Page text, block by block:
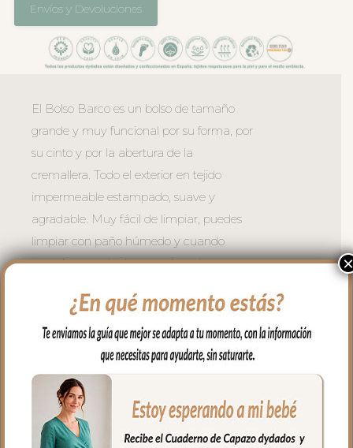
Envíos y Devoluciones
El Bolso Barco es un bolso de tamaño
grande y muy funcional por su forma, por
su cinto y por la abertura de la
cremallera. Todo el exterior en tejido
impermeable estampado, suave y
agradable. Muy fácil de limpiar, puedes
limpiar con paño húmedo y cuando
necesites puedes lavar en lavadora,
secado al natural. Recuerda quitar el
culete rígido antes de lavar.
Cuenta con un bolsillo exterior en todo el
lateral en tejido estampado
impermeable.
Se sujeta al carrito mediante broches de
presión en el asa. Esta asa es muy larga y
×